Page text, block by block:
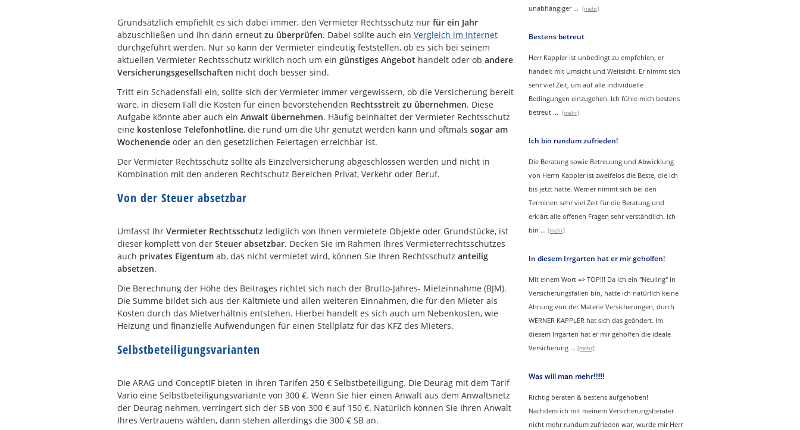
unabhängiger ... [mehr]
Bestens betreut
Herr Kappler ist unbedingt zu empfehlen, er
handelt mit Umsicht und Weitsicht. Er nimmt sich
sehr viel Zeit, um auf alle individuelle
Bedingungen einzugehen. Ich fühle mich bestens
betreut ... [mehr]
Ich bin rundum zufrieden!
Die Beratung sowie Betreuung und Abwicklung
von Herrn Kappler ist zweifelos die Beste, die ich
bis jetzt hatte. Werner nimmt sich bei den
Terminen sehr viel Zeit für die Beratung und
erklärt alle offenen Fragen sehr verständlich. Ich
bin ... [mehr]
In diesem Irrgarten hat er mir geholfen!
Mit einem Wort => TOP!!! Da ich ein "Neuling" in
Versicherungsfällen bin, hatte ich natürlich keine
Ahnung von der Materie Versicherungen, durch
WERNER KAPPLER hat sich das geändert. Im
diesem Irrgarten hat er mir geholfen die ideale
Versicherung ... [mehr]
Was will man mehr!!!!!!
Richtig beraten & bestens aufgehoben!
Nachdem ich mit meinem Versicherungsberater
nicht mehr rundum zufrieden war, wurde mir Herr
Grundsätzlich empfiehlt es sich dabei immer, den Vermieter Rechtsschutz nur für ein Jahr
abzuschließen und ihn dann erneut zu überprüfen. Dabei sollte auch ein Vergleich im Internet
durchgeführt werden. Nur so kann der Vermieter eindeutig feststellen, ob es sich bei seinem
aktuellen Vermieter Rechtsschutz wirklich noch um ein günstiges Angebot handelt oder ob andere
Versicherungsgesellschaften nicht doch besser sind.
Tritt ein Schadensfall ein, sollte sich der Vermieter immer vergewissern, ob die Versicherung bereit
wäre, in diesem Fall die Kosten für einen bevorstehenden Rechtsstreit zu übernehmen. Diese
Aufgabe könnte aber auch ein Anwalt übernehmen. Häufig beinhaltet der Vermieter Rechtsschutz
eine kostenlose Telefonhotline, die rund um die Uhr genutzt werden kann und oftmals sogar am
Wochenende oder an den gesetzlichen Feiertagen erreichbar ist.
Der Vermieter Rechtsschutz sollte als Einzelversicherung abgeschlossen werden und nicht in
Kombination mit den anderen Rechtschutz Bereichen Privat, Verkehr oder Beruf.
Von der Steuer absetzbar
Umfasst Ihr Vermieter Rechtsschutz lediglich von Ihnen vermietete Objekte oder Grundstücke, ist
dieser komplett von der Steuer absetzbar. Decken Sie im Rahmen Ihres Vermieterrechtsschutzes
auch privates Eigentum ab, das nicht vermietet wird, können Sie Ihren Rechtsschutz anteilig
absetzen.
Die Berechnung der Höhe des Beitrages richtet sich nach der Brutto-Jahres- Mieteinnahme (BJM).
Die Summe bildet sich aus der Kaltmiete und allen weiteren Einnahmen, die für den Mieter als
Kosten durch das Mietverhältnis entstehen. Hierbei handelt es sich auch um Nebenkosten, wie
Heizung und finanzielle Aufwendungen für einen Stellplatz für das KFZ des Mieters.
Selbstbeteiligungsvarianten
Die ARAG und ConceptIF bieten in ihren Tarifen 250 € Selbstbeteiligung. Die Deurag mit dem Tarif
Vario eine Selbstbeteiligungsvariante von 300 €. Wenn Sie hier einen Anwalt aus dem Anwaltsnetz
der Deurag nehmen, verringert sich der SB von 300 € auf 150 €. Natürlich können Sie Ihren Anwalt
Ihres Vertrauens wählen, dann stehen allerdings die 300 € SB an.